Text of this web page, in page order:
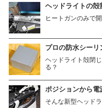
ヘッドライトの殻
ヒートガンのみで
プロの防水シーリ
ヘッドライト殻閉
る？
ポジションから電
そんな新型ヘッド